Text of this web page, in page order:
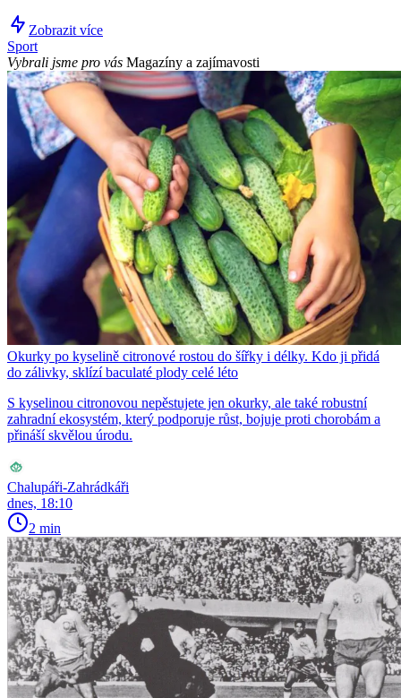
Zobrazit více
Sport
Vybrali jsme pro vás Magazíny a zajímavosti
Okurky po kyselině citronové rostou do šířky i délky. Kdo ji přidá
do zálivky, sklízí baculaté plody celé léto
S kyselinou citronovou nepěstujete jen okurky, ale také robustní
zahradní ekosystém, který podporuje růst, bojuje proti chorobám a
přináší skvělou úrodu.
Chalupáři-Zahrádkáři
dnes, 18:10
2 min